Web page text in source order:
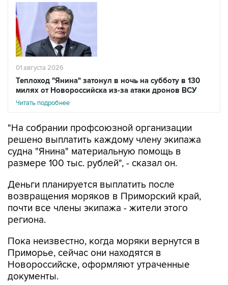
01 августа 2026
Теплоход "Янина" затонул в ночь на субботу в 130
милях от Новороссийска из-за атаки дронов ВСУ
Читать подробнее
"На собрании профсоюзной организации
решено выплатить каждому члену экипажа
судна "Янина" материальную помощь в
размере 100 тыс. рублей", - сказал он.
Деньги планируется выплатить после
возвращения моряков в Приморский край,
почти все члены экипажа - жители этого
региона.
Пока неизвестно, когда моряки вернутся в
Приморье, сейчас они находятся в
Новороссийске, оформляют утраченные
документы.